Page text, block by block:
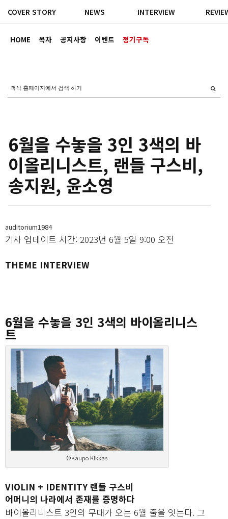
HOME 목차 공지사항 이벤트 정기구독
COVER STORY NEWS INTERVIEW
6월을 수놓을 3인 3색의 바
이올리니스트, 랜들 구스비,
송지원, 윤소영
auditorium1984
기사 업데이트 시간: 2023년 6월 5일 9:00 오전
THEME INTERVIEW
6월을 수놓을 3인 3색의 바이올리니스
트
©Kaupo Kikkas
VIOLIN + IDENTITY 랜들 구스비
어머니의 나라에서 존재를 증명하다
바이올리니스트 3인의 무대가 오는 6월 줄을 잇는다. 그